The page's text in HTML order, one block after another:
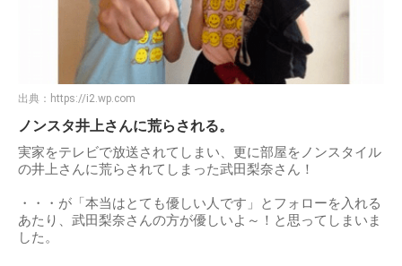
出典： https://i2.wp.com
ノンスタ井上さんに荒らされる。
実家をテレビで放送されてしまい、更に部屋をノンスタイル
の井上さんに荒らされてしまった武田梨奈さん！
・・・が「本当はとても優しい人です」とフォローを入れる
あたり、武田梨奈さんの方が優しいよ～！と思ってしまいま
した。